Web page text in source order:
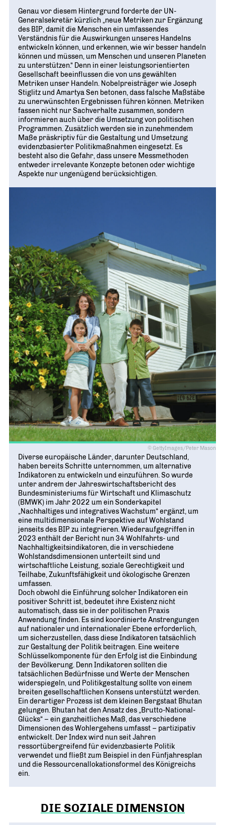
© GettyImages/Peter Mason
Genau vor diesem Hintergrund forderte der UN-
Generalsekretär kürzlich „neue Metriken zur Ergänzung
des BIP, damit die Menschen ein umfassendes
Verständnis für die Auswirkungen unseres Handelns
entwickeln können, und erkennen, wie wir besser handeln
können und müssen, um Menschen und unseren Planeten
zu unterstützen.“ Denn in einer leistungsorientierten
Gesellschaft beeinflussen die von uns gewählten
Metriken unser Handeln. Nobelpreisträger wie Joseph
Stiglitz und Amartya Sen betonen, dass falsche Maßstäbe
zu unerwünschten Ergebnissen führen können. Metriken
fassen nicht nur Sachverhalte zusammen, sondern
informieren auch über die Umsetzung von politischen
Programmen. Zusätzlich werden sie in zunehmendem
Maße präskriptiv für die Gestaltung und Umsetzung
evidenzbasierter Politikmaßnahmen eingesetzt. Es
besteht also die Gefahr, dass unsere Messmethoden
entweder irrelevante Konzepte betonen oder wichtige
Aspekte nur ungenügend berücksichtigen.
Diverse europäische Länder, darunter Deutschland,
haben bereits Schritte unternommen, um alternative
Indikatoren zu entwickeln und einzuführen. So wurde
unter andrem der Jahreswirtschaftsbericht des
Bundesministeriums für Wirtschaft und Klimaschutz
(BMWK) im Jahr 2022 um ein Sonderkapitel
„Nachhaltiges und integratives Wachstum“ ergänzt, um
eine multidimensionale Perspektive auf Wohlstand
jenseits des BIP zu integrieren. Wiederaufgegriffen in
2023 enthält der Bericht nun 34 Wohlfahrts- und
Nachhaltigkeitsindikatoren, die in verschiedene
Wohlstandsdimensionen unterteilt sind und
wirtschaftliche Leistung, soziale Gerechtigkeit und
Teilhabe, Zukunftsfähigkeit und ökologische Grenzen
umfassen.
Doch obwohl die Einführung solcher Indikatoren ein
positiver Schritt ist, bedeutet ihre Existenz nicht
automatisch, dass sie in der politischen Praxis
Anwendung finden. Es sind koordinierte Anstrengungen
auf nationaler und internationaler Ebene erforderlich,
um sicherzustellen, dass diese Indikatoren tatsächlich
zur Gestaltung der Politik beitragen. Eine weitere
Schlüsselkomponente für den Erfolg ist die Einbindung
der Bevölkerung. Denn Indikatoren sollten die
tatsächlichen Bedürfnisse und Werte der Menschen
widerspiegeln, und Politikgestaltung sollte von einem
breiten gesellschaftlichen Konsens unterstützt werden.
Ein derartiger Prozess ist dem kleinen Bergstaat Bhutan
gelungen. Bhutan hat den Ansatz des „Brutto-National-
Glücks“ – ein ganzheitliches Maß, das verschiedene
Dimensionen des Wohlergehens umfasst – partizipativ
entwickelt. Der Index wird nun seit Jahren
ressortübergreifend für evidenzbasierte Politik
verwendet und fließt zum Beispiel in den Fünfjahresplan
und die Ressourcenallokationsformel des Königreichs
ein.
DIE SOZIALE DIMENSION